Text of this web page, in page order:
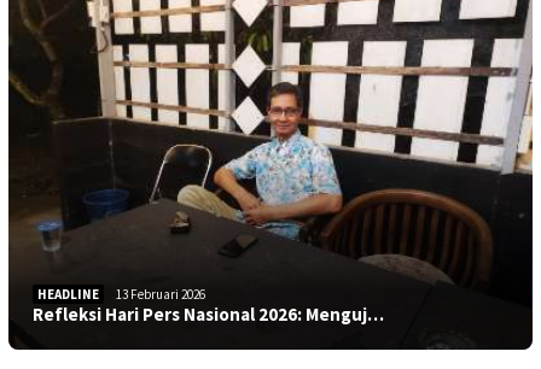
HEADLINE 13 Februari 2026
Refleksi Hari Pers Nasional 2026: Menguj…